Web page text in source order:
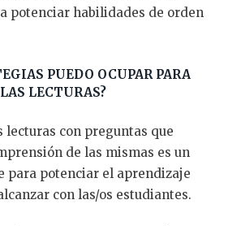
potenciar habilidades de orden
PUEDO OCUPAR PARA
LECTURAS?
lecturas con preguntas que
de las mismas es un
para potenciar el aprendizaje
con las/os estudiantes.